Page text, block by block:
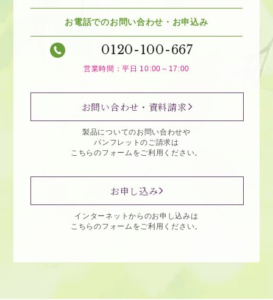
お電話でのお問い合わせ・お申込み
0120-100-667
営業時間：平日 10:00～17:00
お問い合わせ・資料請求
製品についてのお問い合わせや
パンフレットのご請求は
こちらのフォームをご利用ください。
お申し込み
インターネットからのお申し込みは
こちらのフォームをご利用ください。